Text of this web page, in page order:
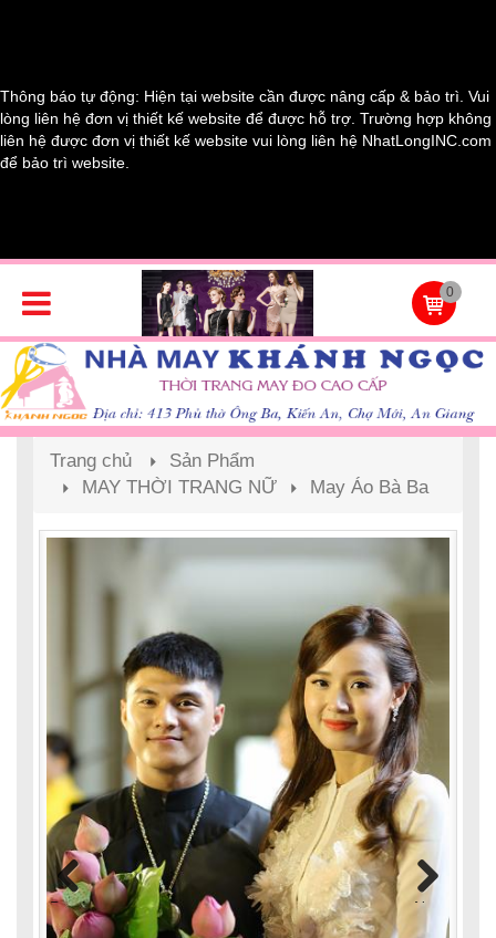
Thông báo tự động: Hiện tại website cần được nâng cấp & bảo trì. Vui
lòng liên hệ đơn vị thiết kế website để được hỗ trợ. Trường hợp không
liên hệ được đơn vị thiết kế website vui lòng liên hệ NhatLongINC.com
để bảo trì website.
0
Trang chủ
Sản Phẩm
MAY THỜI TRANG NỮ
May Áo Bà Ba
Previous Next